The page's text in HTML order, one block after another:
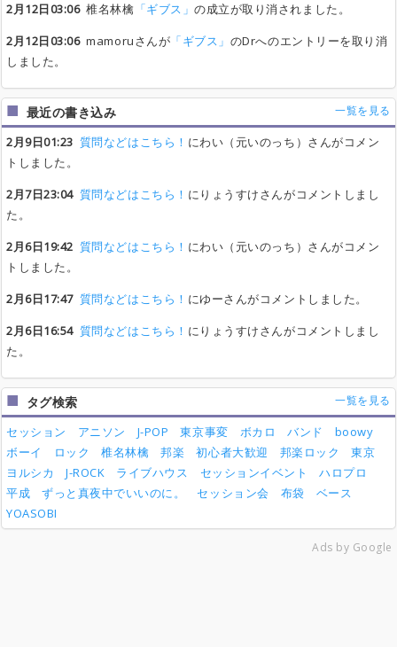
2月12日03:06椎名林檎 「ギブス」の成立が取り消されました。
2月12日03:06mamoruさんが 「ギブス」 のDrへのエントリーを取り消
しました。
最近の書き込み 一覧を見る
2月9日01:23 質問などはこちら！ にわい（元いのっち）さんがコメン
トしました。
2月7日23:04 質問などはこちら！ にりょうすけさんがコメントしまし
た。
2月6日19:42 質問などはこちら！ にわい（元いのっち）さんがコメン
トしました。
2月6日17:47 質問などはこちら！ にゆーさんがコメントしました。
2月6日16:54 質問などはこちら！ にりょうすけさんがコメントしまし
た。
タグ検索 一覧を見る
セッション アニソン J-POP 東京事変 ボカロ バンド
boowy
ボーイ
ロック 椎名林檎 邦楽 初心者大歓迎 邦楽ロック
東京
ヨルシカ
J-ROCK ライブハウス セッションイベント
ハロプロ
平成
ずっと真夜中でいいのに。 セッション会 布袋
ベース
YOASOBI
Ads by Google